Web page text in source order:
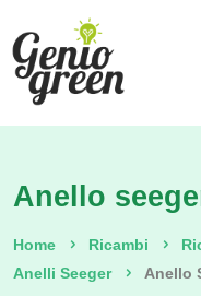
Anello
Home Ricambi
Anelli Seeger
Anello